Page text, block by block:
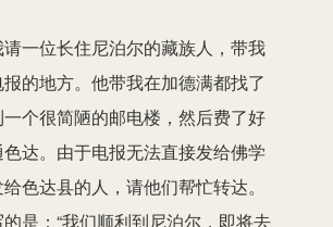
一位长住尼泊尔的藏族人，带我
的地方。他带我在加德满都找了
个很简陋的邮电楼，然后费了好
达。由于电报无法直接发给佛学
色达县的人，请他们帮忙转达。
是：“我们顺利到尼泊尔，即将去